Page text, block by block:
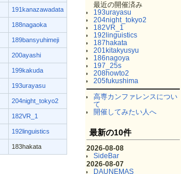
191kanazawadata
188nagaoka
189bansyuhimeji
200ayashi
199kakuda
193urayasu
204night_tokyo2
182VR_1
192linguistics
183hakata
最近の開催済み
193urayasu
204night_tokyo2
182VR_1
192linguistics
187hakata
201kitakyusyu
186nagoya
197_25s
208howto2
205fukushima
高専カンファレンスについ
て
開催してみたい人へ
最新の10件
2026-08-08
SideBar
2026-08-07
DAUNEMAS